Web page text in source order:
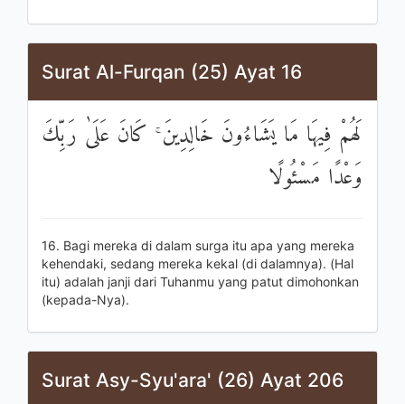
Surat Al-Furqan (25) Ayat 16
لَهُمْ فِيهَا مَا يَشَاءُونَ خَالِدِينَ ۚ كَانَ عَلَىٰ رَبِّكَ
وَعْدًا مَسْئُولًا
16. Bagi mereka di dalam surga itu apa yang mereka
kehendaki, sedang mereka kekal (di dalamnya). (Hal
itu) adalah janji dari Tuhanmu yang patut dimohonkan
(kepada-Nya).
Surat Asy-Syu'ara' (26) Ayat 206